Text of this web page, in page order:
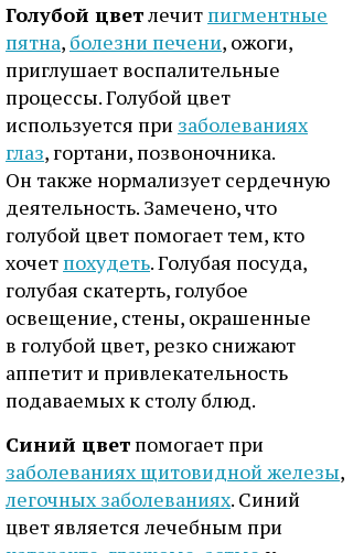
Голубой цветлечит пигментные
пятна, болезни печени, ожоги,
приглушает воспалительные
процессы. Голубой цвет
используется при заболеваниях
глаз, гортани, позвоночника.
Он также нормализует сердечную
деятельность. Замечено, что
голубой цвет помогает тем, кто
хочет похудеть. Голубая посуда,
голубая скатерть, голубое
освещение, стены, окрашенные
в голубой цвет, резко снижают
аппетит и привлекательность
подаваемых к столу блюд.
Синий цвет помогает при
заболеваниях щитовидной железы,
легочных заболеваниях. Синий
цвет является лечебным при